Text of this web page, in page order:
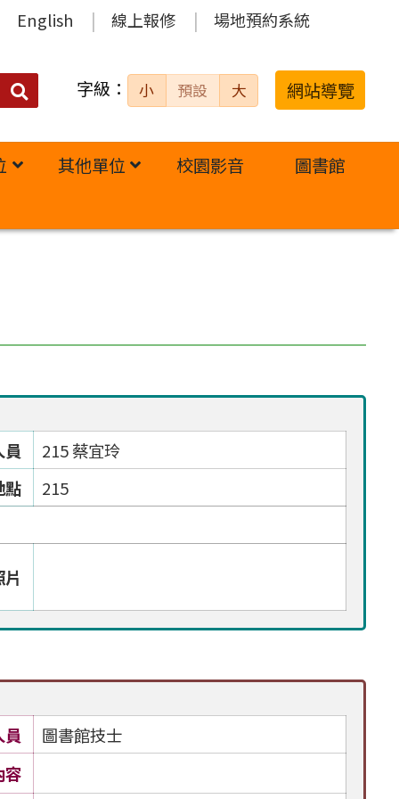
English 線上報修 場地預約系統
搜
字級： 小 預設 大 網站導覽
其他單位 校園影音 圖書館
員
215 蔡宜玲
點
215
圖書館技士
容